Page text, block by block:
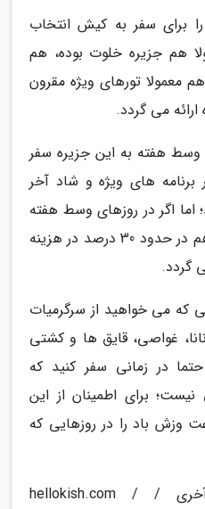
برای سفر به کیش انتخاب
هم جزیره خلوت بوده، هم
تورهای ویژه مقرون
می گردد.
هفته به این جزیره سفر
های ویژه و شاد آخر
اگر در روزهای وسط هفته
هم جزیره خلوت تر است و هم در حدود 30 درصد در هزینه
گردد.
که می خواهید از سرگرمیات
غواصی، قایق ها و کشتی
در زمانی سفر کنید که
برای اطمینان از این
وزش باد را در روزهایی که
منبع: کجارو / لحظه آخری / hellokish.com /